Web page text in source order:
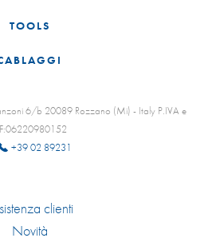
TOOLS
6/b 20089 Rozzano (Mi) - Italy P.IVA e
+39 02 89231
clienti
Novità